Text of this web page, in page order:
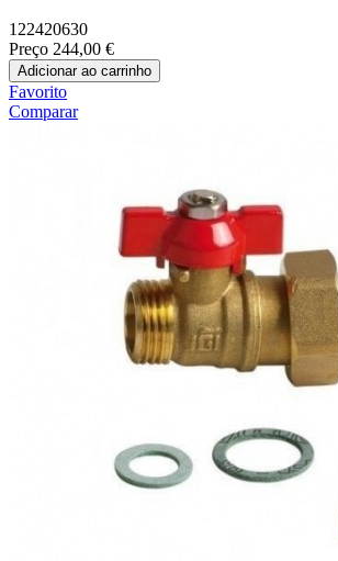
122420630
Preço 244,00 €
Adicionar ao carrinho
Favorito
Comparar